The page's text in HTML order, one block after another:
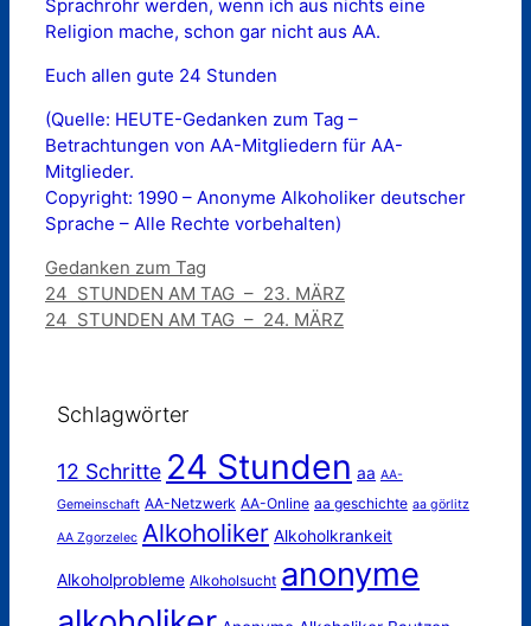
Sprachrohr werden, wenn ich aus nichts eine
Religion mache, schon gar nicht aus AA.
Euch allen gute 24 Stunden
(Quelle: HEUTE-Gedanken zum Tag –
Betrachtungen von AA-Mitgliedern für AA-
Mitglieder.
Copyright: 1990 – Anonyme Alkoholiker deutscher
Sprache – Alle Rechte vorbehalten)
Kategorien
Gedanken zum Tag
24 STUNDEN AM TAG – 23. MÄRZ
24 STUNDEN AM TAG – 24. MÄRZ
Schlagwörter
12 Schritte 24 Stunden aa AA-
Gemeinschaft AA-Netzwerk AA-Online aa geschichte aa görlitz
AA Zgorzelec Alkoholiker Alkoholkrankeit
Alkoholprobleme Alkoholsucht anonyme